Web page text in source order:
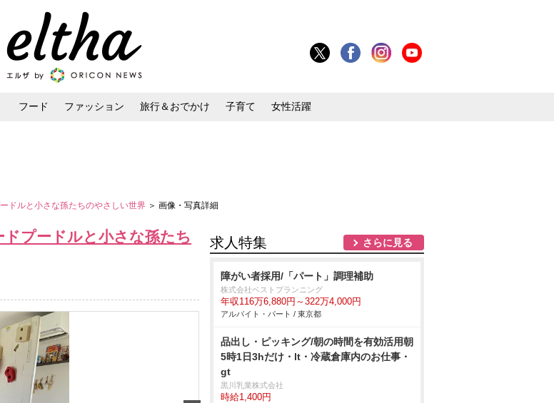
フード ファッション 旅行＆おでかけ 子育て 女性活躍
ドルと小さな孫たちのやさしい世界 ＞ 画像・写真詳細
プードルと小さな孫たち
求人特集 さらに見る
障がい者採用/「パート」調理補助
株式会社ベストプランニング
年収116万6,880円～322万4,000円
アルバイト・パート / 東京都
品出し・ピッキング/朝の時間を有効活用朝
5時1日3hだけ・lt・冷蔵倉庫内のお仕事・
gt
黒川乳業株式会社
時給1,400円